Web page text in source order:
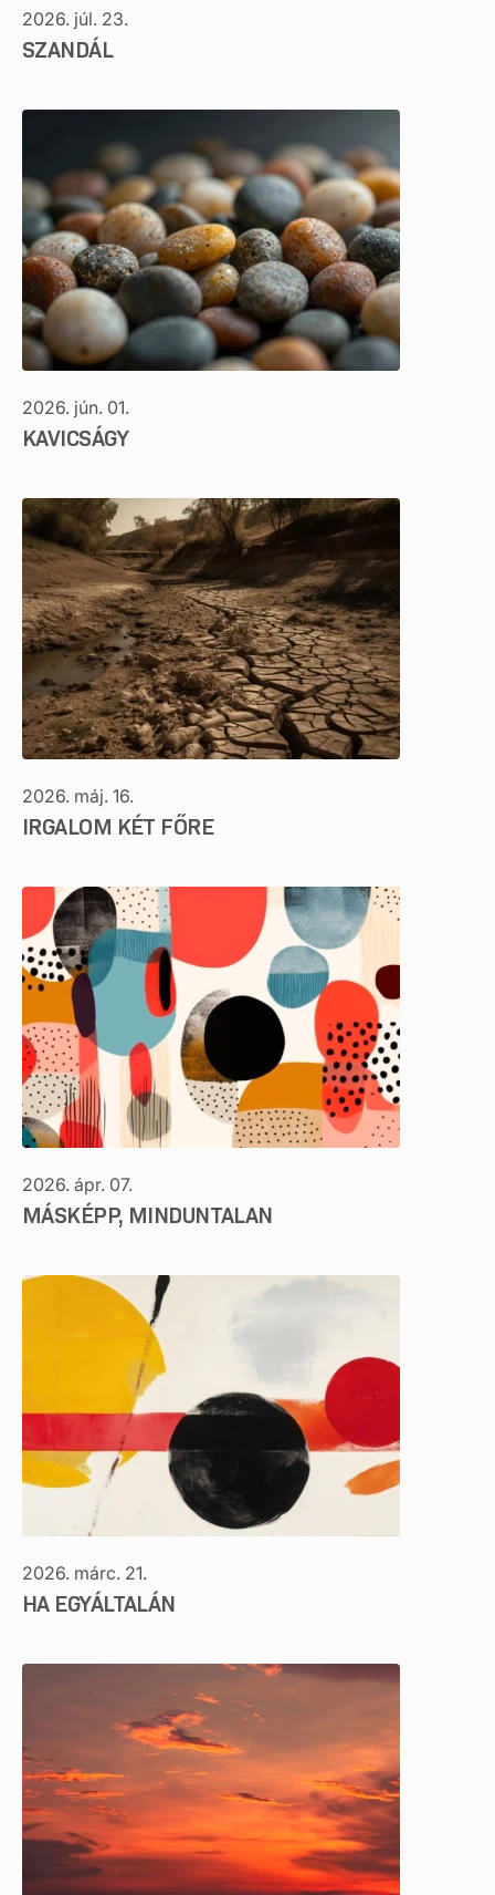
2026. júl. 23.
SZANDÁL
2026. jún. 01.
KAVICSÁGY
2026. máj. 16.
IRGALOM KÉT FŐRE
2026. ápr. 07.
MÁSKÉPP, MINDUNTALAN
2026. márc. 21.
HA EGYÁLTALÁN